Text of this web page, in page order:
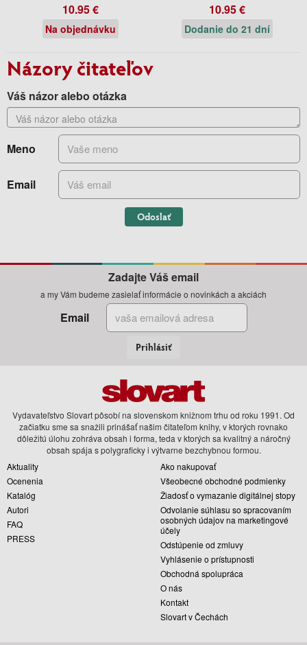
10.95 €
Na objednávku
10.95 €
Dodanie do 21 dní
Názory čitateľov
Váš názor alebo otázka
Meno
Email
Odoslať
Zadajte Váš email
a my Vám budeme zasielať informácie o novinkách a akciách
Email
Prihlásiť
Vydavateľstvo Slovart pôsobí na slovenskom knižnom trhu od roku 1991. Od
začiatku sme sa snažili prinášať našim čitateľom knihy, v ktorých rovnako
dôležitú úlohu zohráva obsah i forma, teda v ktorých sa kvalitný a náročný
obsah spája s polygraficky i výtvarne bezchybnou formou.
Aktuality
Ocenenia
Katalóg
Autori
FAQ
PRESS
Ako nakupovať
Všeobecné obchodné podmienky
Žiadosť o vymazanie digitálnej stopy
Odvolanie súhlasu so spracovaním
osobných údajov na marketingové
účely
Odstúpenie od zmluvy
Vyhlásenie o prístupnosti
Obchodná spolupráca
O nás
Kontakt
Slovart v Čechách